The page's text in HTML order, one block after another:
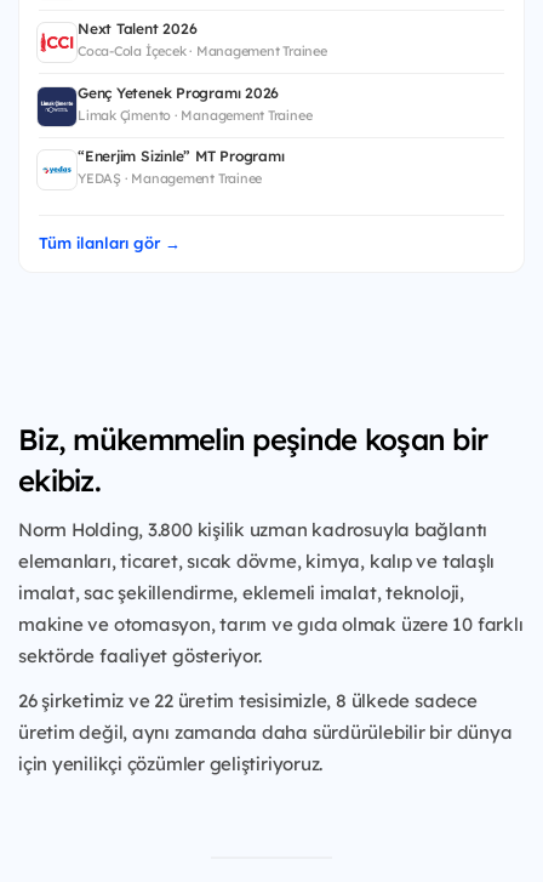
Next Talent 2026
Coca-Cola İçecek · Management Trainee
Genç Yetenek Programı 2026
Limak Çimento · Management Trainee
“Enerjim Sizinle” MT Programı
YEDAŞ · Management Trainee
Tüm ilanları gör →
Biz, mükemmelin peşinde koşan bir
ekibiz.
Norm Holding, 3.800 kişilik uzman kadrosuyla bağlantı
elemanları, ticaret, sıcak dövme, kimya, kalıp ve talaşlı
imalat, sac şekillendirme, eklemeli imalat, teknoloji,
makine ve otomasyon, tarım ve gıda olmak üzere 10 farklı
sektörde faaliyet gösteriyor.
26 şirketimiz ve 22 üretim tesisimizle, 8 ülkede sadece
üretim değil, aynı zamanda daha sürdürülebilir bir dünya
için yenilikçi çözümler geliştiriyoruz.